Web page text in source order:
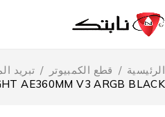
/ قطع الكمبيوتر تبريد
AE360MM V3 ARGB